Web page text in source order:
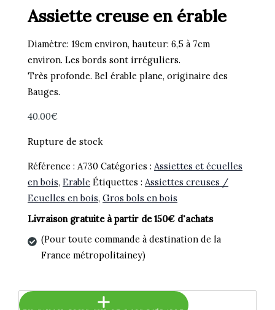
Assiette creuse en érable
Diamètre: 19cm environ, hauteur: 6,5 à 7cm
environ. Les bords sont irréguliers.
Très profonde. Bel érable plane, originaire des
Bauges.
40.00€
Rupture de stock
Référence :A730 Catégories :Assiettes et écuelles
en bois,Erable Étiquettes :Assiettes creuses /
Ecuelles en bois,Gros bols en bois
Livraison gratuite à partir de 150€ d'achats
(Pour toute commande à destination de la
France métropolitainey)